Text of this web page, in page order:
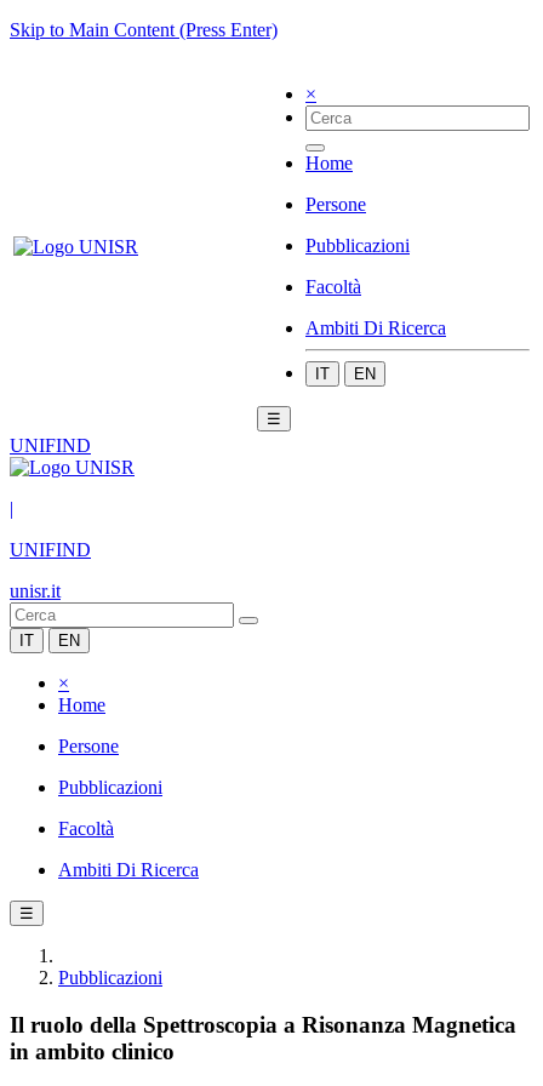
Skip to Main Content (Press Enter)
×
Home
Persone
Pubblicazioni
Facoltà
Ambiti Di Ricerca
IT EN
☰
UNIFIND
|
UNIFIND
unisr.it
IT EN
×
Home
Persone
Pubblicazioni
Facoltà
Ambiti Di Ricerca
☰
Pubblicazioni
Il ruolo della Spettroscopia a Risonanza Magnetica
in ambito clinico